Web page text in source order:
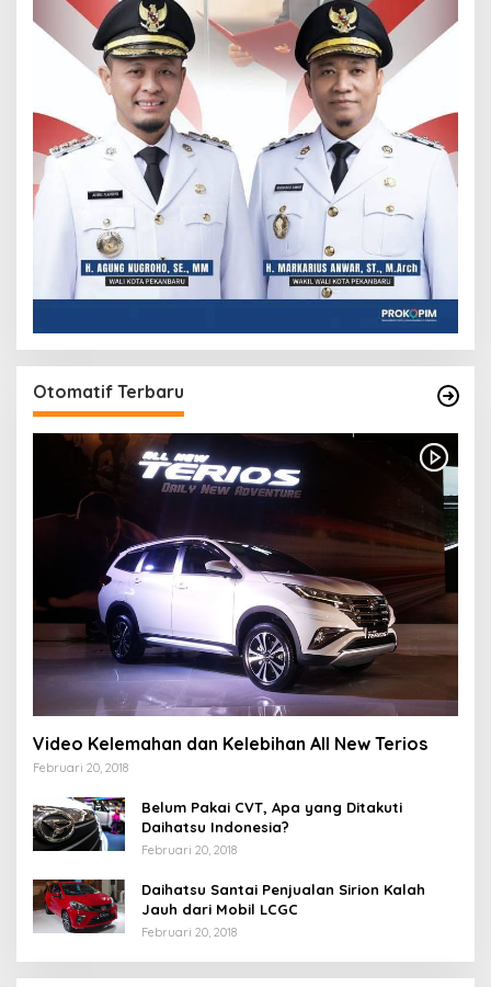
Otomatif Terbaru
Video Kelemahan dan Kelebihan All New Terios
Februari 20, 2018
Belum Pakai CVT, Apa yang Ditakuti
Daihatsu Indonesia?
Februari 20, 2018
Daihatsu Santai Penjualan Sirion Kalah
Jauh dari Mobil LCGC
Februari 20, 2018